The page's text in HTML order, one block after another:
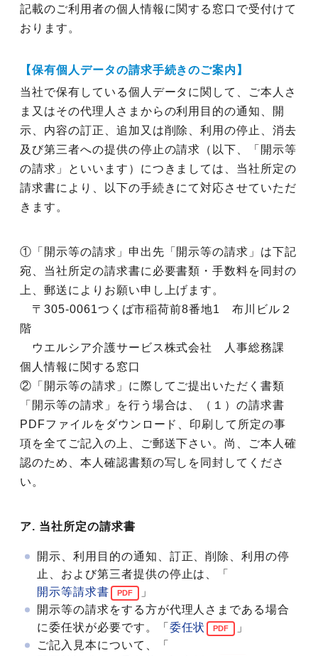
記載のご利用者の個人情報に関する窓口で受付けて
おります。
【保有個人データの請求手続きのご案内】
当社で保有している個人データに関して、ご本人さ
ま又はその代理人さまからの利用目的の通知、開
示、内容の訂正、追加又は削除、利用の停止、消去
及び第三者への提供の停止の請求（以下、「開示等
の請求」といいます）につきましては、当社所定の
請求書により、以下の手続きにて対応させていただ
きます。
①「開示等の請求」申出先「開示等の請求」は下記
宛、当社所定の請求書に必要書類・手数料を同封の
上、郵送によりお願い申し上げます。
〒305-0061つくば市稲荷前8番地1 布川ビル２
階
ウエルシア介護サービス株式会社 人事総務課
個人情報に関する窓口
②「開示等の請求」に際してご提出いただく書類
「開示等の請求」を行う場合は、（１）の請求書
PDFファイルをダウンロード、印刷して所定の事
項を全てご記入の上、ご郵送下さい。尚、ご本人確
認のため、本人確認書類の写しを同封してくださ
い。
ア. 当社所定の請求書
開示、利用目的の通知、訂正、削除、利用の停
止、および第三者提供の停止は、「
開示等請求書
」
開示等の請求をする方が代理人さまである場合
に委任状が必要です。「 委任状
」
ご記入見本について、「